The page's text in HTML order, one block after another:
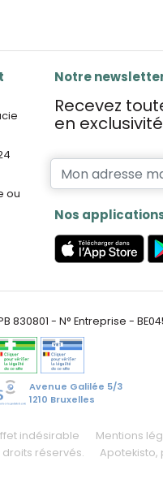
ou
Notre
Recevez
en
Nos
830801 - N° Entreprise -
Avenue Galilée 5/3
1210 Bruxelles
indésirable Mentions
droits réservés. Apotekisto,